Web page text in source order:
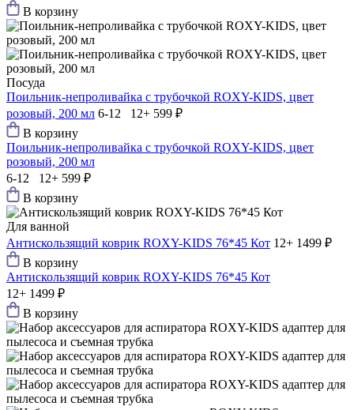
В корзину
Посуда
Поильник-непроливайка с трубочкой ROXY-KIDS, цвет
розовый, 200 мл 6-12 12+ 599 ₽
В корзину
Поильник-непроливайка с трубочкой ROXY-KIDS, цвет
розовый, 200 мл
6-12 12+ 599 ₽
В корзину
Для ванной
Антискользящий коврик ROXY-KIDS 76*45 Кот 12+ 1499 ₽
В корзину
Антискользящий коврик ROXY-KIDS 76*45 Кот
12+ 1499 ₽
В корзину